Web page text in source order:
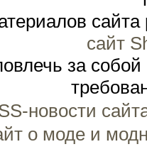
сайт
за
новости
о моде и